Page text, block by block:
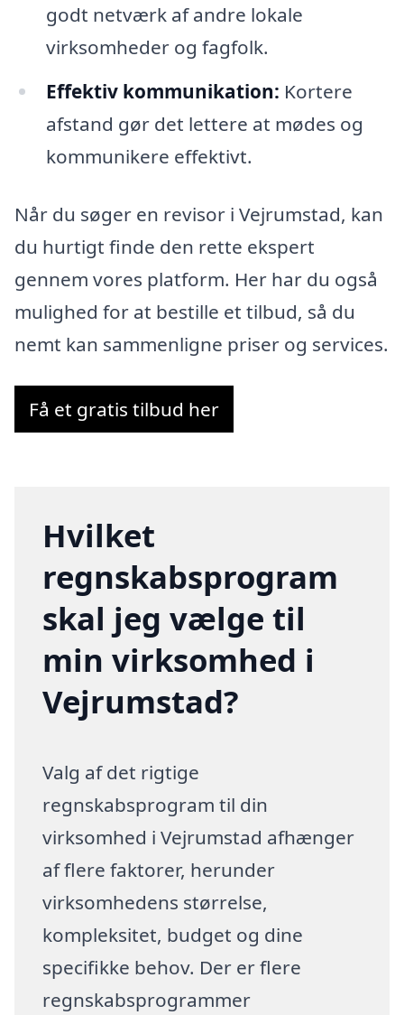
godt netværk af andre lokale
virksomheder og fagfolk.
Effektiv kommunikation: Kortere
afstand gør det lettere at mødes og
kommunikere effektivt.
Når du søger en revisor i Vejrumstad, kan
du hurtigt finde den rette ekspert
gennem vores platform. Her har du også
mulighed for at bestille et tilbud, så du
nemt kan sammenligne priser og services.
Få et gratis tilbud her
Hvilket
regnskabsprogram
skal jeg vælge til
min virksomhed i
Vejrumstad?
Valg af det rigtige
regnskabsprogram til din
virksomhed i Vejrumstad afhænger
af flere faktorer, herunder
virksomhedens størrelse,
kompleksitet, budget og dine
specifikke behov. Der er flere
regnskabsprogrammer